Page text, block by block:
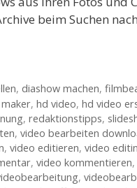
beim Suchen
, diashow machen,
, hd video, hd video
, redaktionstipps,
, video bearbeiten
, video editieren, video
, video kommentieren,
,